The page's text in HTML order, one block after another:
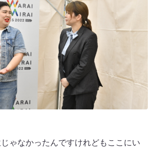
ゃなかったんですけれどもここにい